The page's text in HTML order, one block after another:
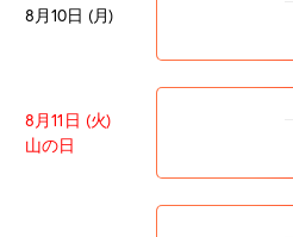
8月10日 (月)
8月11日 (火)
山の日